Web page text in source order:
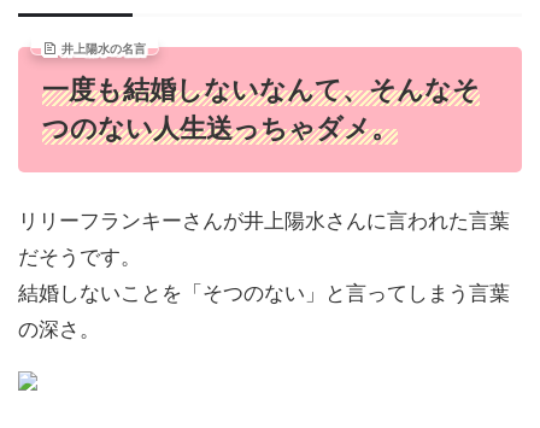
井上陽水の名言
一度も結婚しないなんて、そんなそ
つのない人生送っちゃダメ。
リリーフランキーさんが井上陽水さんに言われた言葉
だそうです。
結婚しないことを「そつのない」と言ってしまう言葉
の深さ。